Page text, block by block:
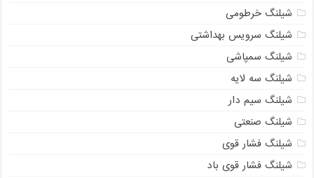
شیلنگ خرطومی
شیلنگ سرویس بهداشتی
شیلنگ سمپاشی
شیلنگ سه لایه
شیلنگ سیم دار
شیلنگ صنعتی
شیلنگ فشار قوی
شیلنگ فشار قوی باد